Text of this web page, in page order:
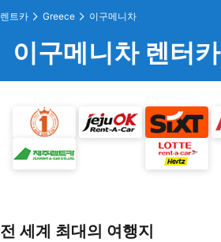
렌트카 Greece 이구메니차
이구메니차 렌터카
전 세계 최대의 여행지